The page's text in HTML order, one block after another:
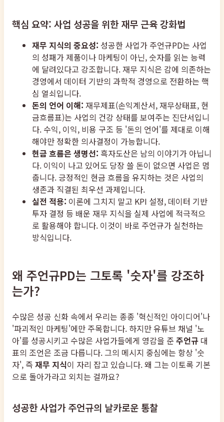
핵심 요약: 사업 성공을 위한 재무 근육 강화법
재무 지식의 중요성: 성공한 사업가 주언규PD는 사업
의 성패가 제품이나 마케팅이 아닌, 숫자를 읽는 능력
에 달려있다고 강조합니다. 재무 지식은 감에 의존하는
경영에서 데이터 기반의 과학적 경영으로 전환하는 핵
심 열쇠입니다.
돈의 언어 이해: 재무제표(손익계산서, 재무상태표, 현
금흐름표)는 사업의 건강 상태를 보여주는 진단서입니
다. 수익, 이익, 비용 구조 등 '돈의 언어'를 제대로 이해
해야만 정확한 의사결정이 가능합니다.
현금 흐름은 생명선: 흑자도산은 남의 이야기가 아닙니
다. 이익이 나고 있어도 당장 쓸 돈이 없으면 사업은 멈
춥니다. 긍정적인 현금 흐름을 유지하는 것은 사업의
생존과 직결된 최우선 과제입니다.
실전 적용: 이론에 그치지 말고 KPI 설정, 데이터 기반
투자 결정 등 배운 재무 지식을 실제 사업에 적극적으
로 활용해야 합니다. 이것이 바로 주언규가 실천하는
방식입니다.
왜 주언규PD는 그토록 '숫자'를 강조하
는가?
수많은 성공 신화 속에서 우리는 종종 '혁신적인 아이디어'나
'파괴적인 마케팅'에만 주목합니다. 하지만 유튜브 채널 '노
아'를 성공시키고 수많은 사업가들에게 영감을 준 주언규 대
표의 조언은 조금 다릅니다. 그의 메시지 중심에는 항상 '숫
자', 즉 재무 지식이 자리 잡고 있습니다. 왜 그는 이토록 기본
으로 돌아가라고 외치는 걸까요?
성공한 사업가 주언규의 날카로운 통찰